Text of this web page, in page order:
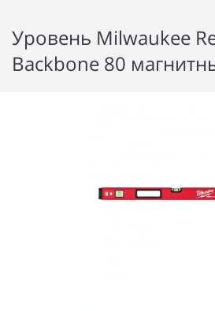
Уровень Milwaukee
Backbone 80